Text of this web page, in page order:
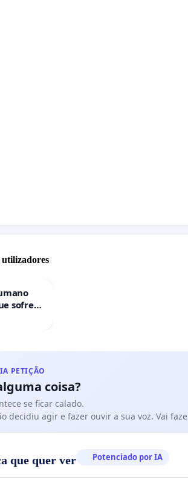
sofrem
PETIÇÃO
coisa?
se ficar calado.
decidiu agir e fazer ouvir a sua voz. Vai
que quer ver Potenciado por IA